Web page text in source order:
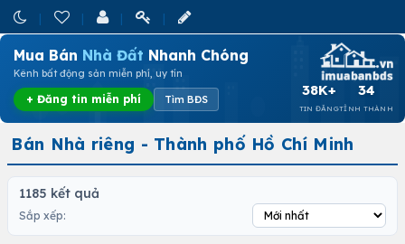
Mua Bán Nhà Đất Nhanh Chóng
Kênh bất động sản miễn phí, uy tín
+ Đăng tin miễn phí Tìm BĐS
38K+
TIN ĐĂNG
34
TỈNH THÀNH
Bán Nhà riêng - Thành phố Hồ Chí Minh
1185 kết quả
Sắp xếp: